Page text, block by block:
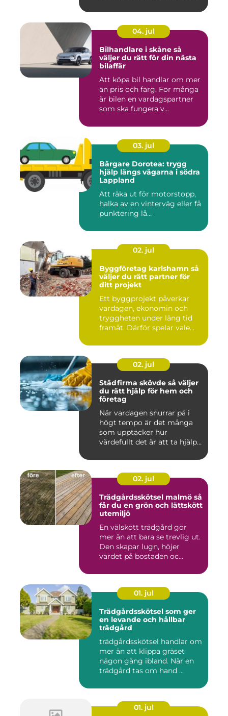
04. jul
Bilhandlare i skåne så
väljer du rätt för din nästa
bilaffär
Att köpa bil handlar om mer
än pris och färg. För många
är bilen en vardagspartner
som ska fungera v...
03. jul
Bärgare Dorotea: trygg
hjälp längs vägarna i södra
Lappland
Att råka ut för motorstopp,
halka av en vinterväg eller få
punktering lå...
02. jul
Byggföretag karlshamn så
väljer du rätt partner för
ditt projekt
Ett byggprojekt påverkar
vardagen, ekonomin och
tryggheten under lång tid
framåt. Därför spelar vale...
02. jul
Städfirma skövde så väljer
du rätt hjälp för hem och
företag
När vardagen snurrar på i
högt tempo är det många
som upptäcker hur
värdefullt det är att ta hjälp
02. jul
Trädgårdsskötsel malmö så
får du en grön och lättskött
utemiljö
En välskött trädgård gör
mer än att bara se trevlig ut.
Den skapar lugn, höjer
värdet på bostaden oc...
01. jul
Trädgårdsskötsel som ger
en levande och hållbar
trädgård
trädgårdsskötsel handlar om
mer än att klippa gräset
någon gång ibland. När en
trädgård tas om hand ...
01. jul